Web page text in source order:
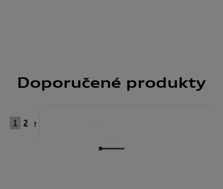
Doporučené produkty
1 2 ›